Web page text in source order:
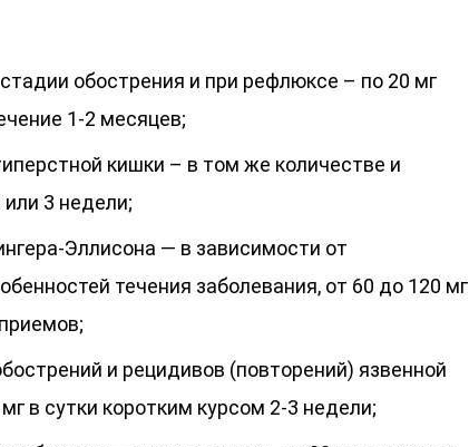
обострения и при рефлюксе – по 20 мг
1-2 месяцев;
кишки – в том же количестве и
3 недели;
Эллисона — в зависимости от
течения заболевания, от 60 до 120 мг
и рецидивов (повторений) язвенной
в сутки коротким курсом 2-3 недели;